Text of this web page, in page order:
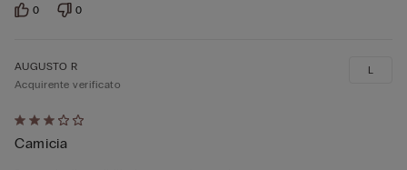
0 0
Valutato
3
AUGUSTO R
Acquirente verificato
Camicia
L